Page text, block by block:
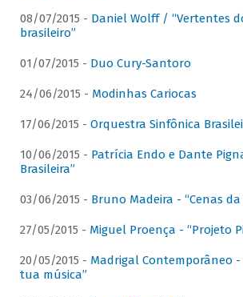
08/07/2015 - Daniel Wolff / “Vertentes
brasileiro”
01/07/2015 - Duo Cury-Santoro
24/06/2015 - Modinhas Cariocas
17/06/2015 - Orquestra Sinfônica
10/06/2015 - Patrícia Endo e Dante
Brasileira”
03/06/2015 - Bruno Madeira - “Cenas
27/05/2015 - Miguel Proença - “Projeto
20/05/2015 - Madrigal Contemporâneo -
tua música”